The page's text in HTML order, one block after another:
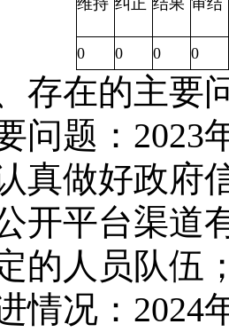
维持 纠正 结果 审结
0 0 0 0
在的主要
题：2023年
真做好政府
开平台渠道
的人员队伍
况：2024年